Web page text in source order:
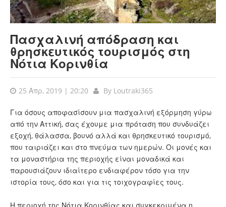
Πασχαλινή απόδραση και
θρησκευτικός τουρισμός στη
Νότια Κορινθία
25 Απρ, 2019 | 20:20 By Loutraki365
Για όσους αποφασίσουν μια πασχαλινή εξόρμηση γύρω
από την Αττική, σας έχουμε μια πρόταση που συνδυάζει
εξοχή, θάλασσα, βουνό αλλά και θρησκευτικό τουρισμό,
που ταιριάζει και στο πνεύμα των ημερών. Οι μονές και
τα μοναστήρια της περιοχής είναι μοναδικά και
παρουσιάζουν ιδιαίτερο ενδιαφέρον τόσο για την
ιστορία τους, όσο και για τις τοιχογραφίες τους.